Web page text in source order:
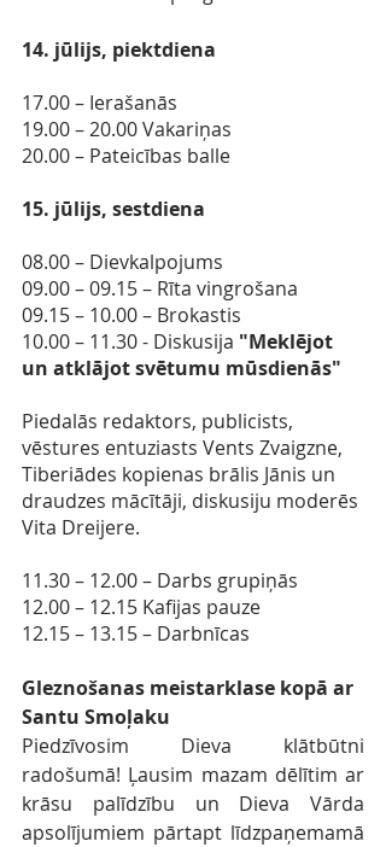
14. jūlijs, piektdiena
17.00 – Ierašanās
19.00 – 20.00 Vakariņas
20.00 – Pateicības balle
15. jūlijs, sestdiena
08.00 – Dievkalpojums
09.00 – 09.15 – Rīta vingrošana
09.15 – 10.00 – Brokastis
10.00 – 11.30 - Diskusija "Meklējot
un atklājot svētumu mūsdienās"
Piedalās redaktors, publicists,
vēstures entuziasts Vents Zvaigzne,
Tiberiādes kopienas brālis Jānis un
draudzes mācītāji, diskusiju moderēs
Vita Dreijere.
11.30 – 12.00 – Darbs grupiņās
12.00 – 12.15 Kafijas pauze
12.15 – 13.15 – Darbnīcas
Gleznošanas meistarklase kopā ar
Santu Smoļaku
Piedzīvosim Dieva klātbūtni
radošumā! Ļausim mazam dēlītim ar
krāsu palīdzību un Dieva Vārda
apsolījumiem pārtapt līdzpaņemamā